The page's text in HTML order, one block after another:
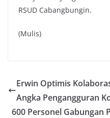
RSUD Cabangbungin.
(Mulis)
Erwin Optimis
Angka Pengangguran
600 Personel Gabungan